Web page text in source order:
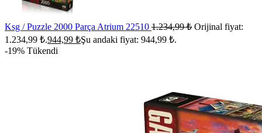
Ksg / Puzzle 2000 Parça Atrium 22510 1.234,99₺ Orijinal fiyat:
1.234,99 ₺.944,99 ₺Şu andaki fiyat: 944,99 ₺.
-19% Tükendi